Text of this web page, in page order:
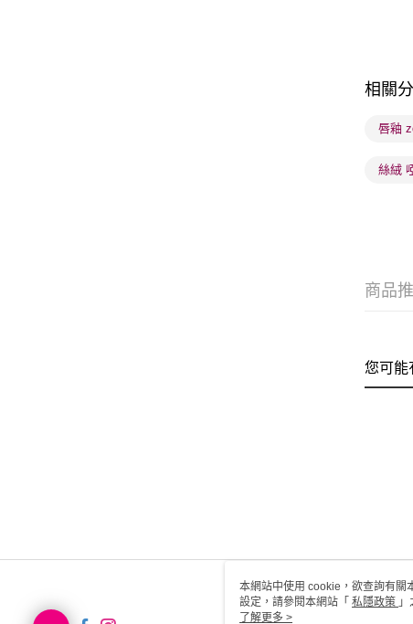
相關
唇釉
絲絨
商品
您可能
本網站中使用 cookie，欲查詢有關
設定，請參閱本網站「 私隱政策
用 cookie。
了解更多 >